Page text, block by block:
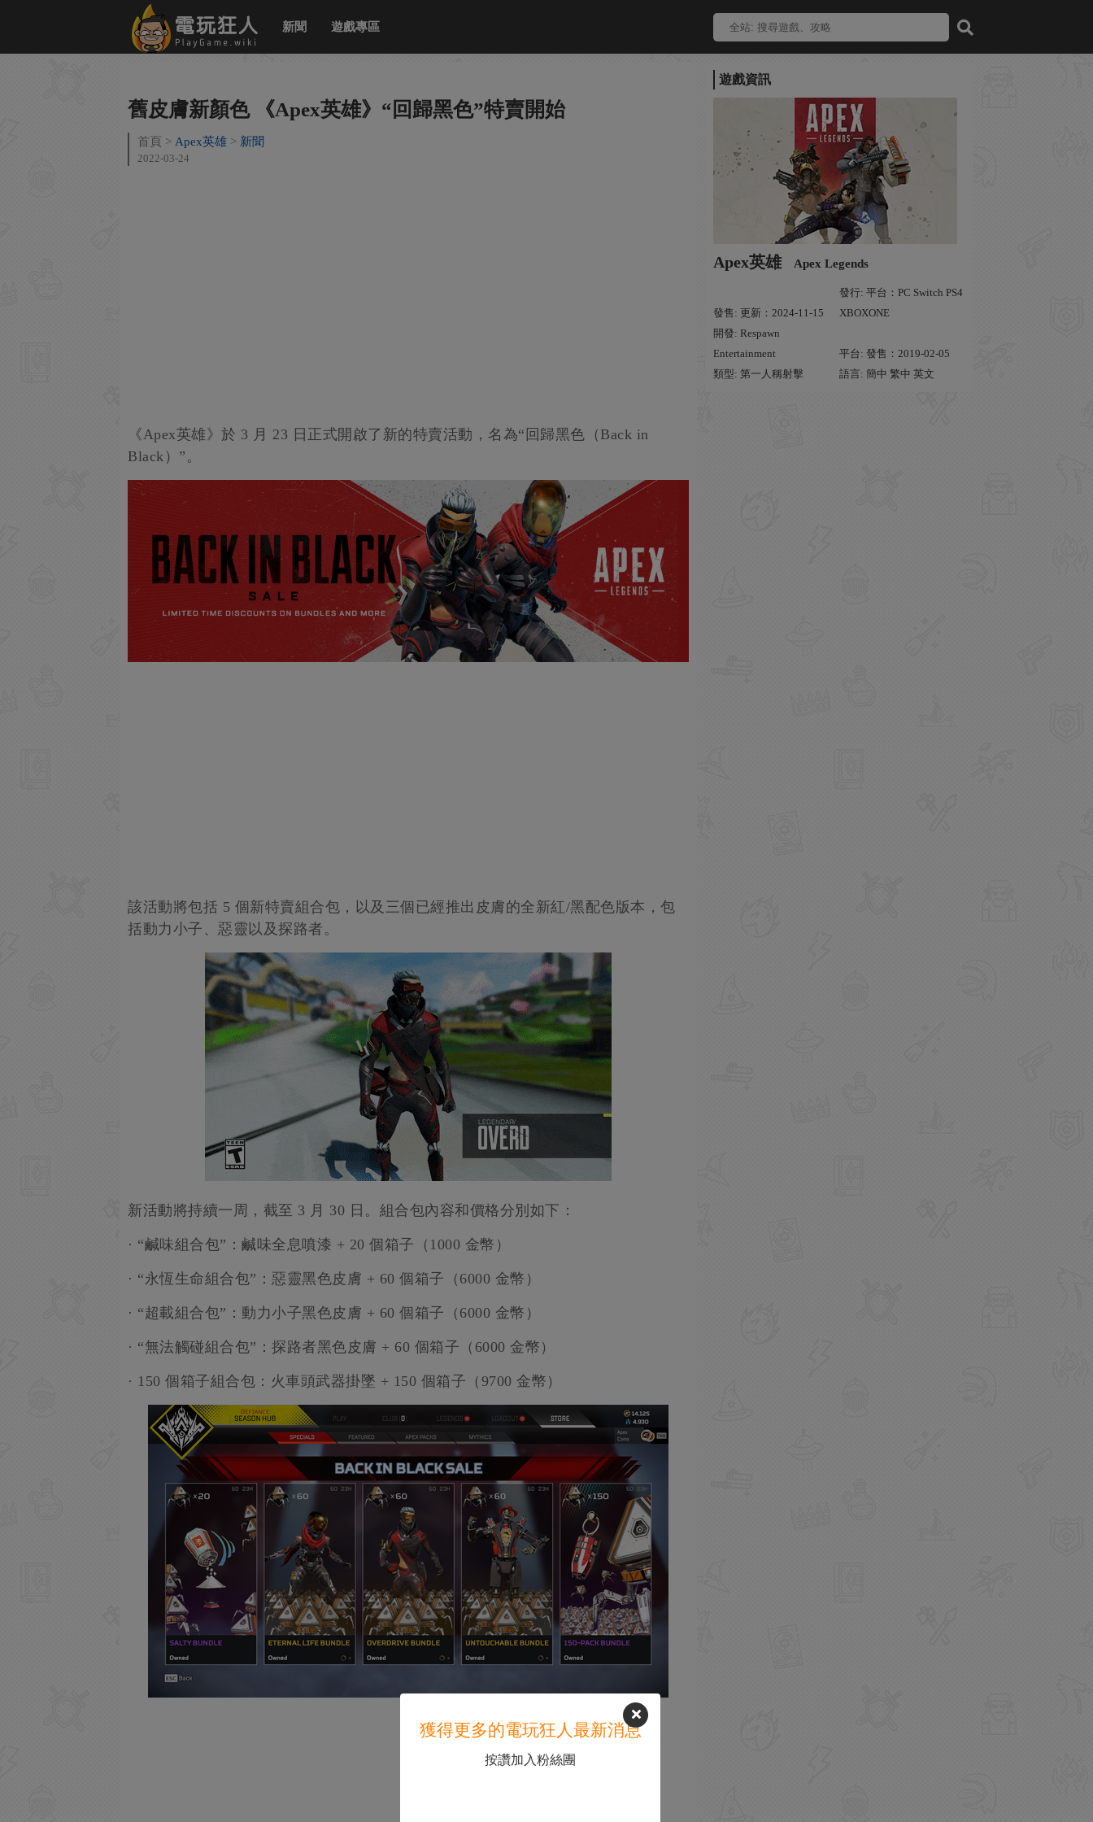
新聞 遊戲專區
遊戲資訊
Apex英雄 Apex Legends
發售: 更新：2024-11-15
發行: 平台：PC Switch PS4
XBOXONE
開發: Respawn
Entertainment
平台: 發售：2019-02-05
類型: 第一人稱射擊
語言: 簡中 繁中 英文
舊皮膚新顏色 《Apex英雄》“回歸黑色”特賣開始
首頁 Apex英雄 新聞
2022-03-24
《Apex英雄》於 3 月 23 日正式開啟了新的特賣活動，名為“回歸黑色（Back in
Black）”。
該活動將包括 5 個新特賣組合包，以及三個已經推出皮膚的全新紅/黑配色版本，包
括動力小子、惡靈以及探路者。
新活動將持續一周，截至 3 月 30 日。組合包內容和價格分別如下：
· “鹹味組合包”：鹹味全息噴漆 + 20 個箱子（1000 金幣）
· “永恆生命組合包”：惡靈黑色皮膚 + 60 個箱子（6000 金幣）
· “超載組合包”：動力小子黑色皮膚 + 60 個箱子（6000 金幣）
· “無法觸碰組合包”：探路者黑色皮膚 + 60 個箱子（6000 金幣）
· 150 個箱子組合包：火車頭武器掛墜 + 150 個箱子（9700 金幣）
獲得更多的電玩狂人最新消息
按讚加入粉絲團